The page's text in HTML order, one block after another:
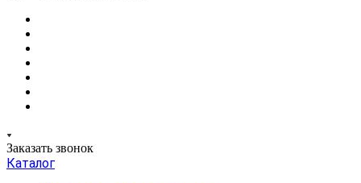
Заказать звонок
Каталог